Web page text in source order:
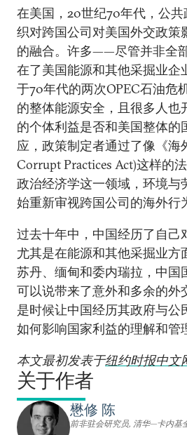
在美国，20世纪70年代，公
织对跨国公司对美国外交政策
的融合。许多——尽管并非全
在了美国能源和其他采掘业企
于70年代的两次OPEC石油危
的整体能源安全，且很多人也
的个体利益是否和美国整体的
应，政策制定者通过了像《海
Corrupt Practices Act)这样的
政治经济学这一领域，环境与
始重新审视跨国公司的海外行
过去十年中，中国经历了自己
尤其是在能源和其他采掘业方
苏丹、缅甸和委内瑞拉，中国
可以说带来了意外和多余的外
是时候让中国经历其政府与公
如何影响国家利益的理解和管
本文最初发表于纽约时报中文
关于作者
懋修 陈
前非驻会研究员, 清华—卡内基